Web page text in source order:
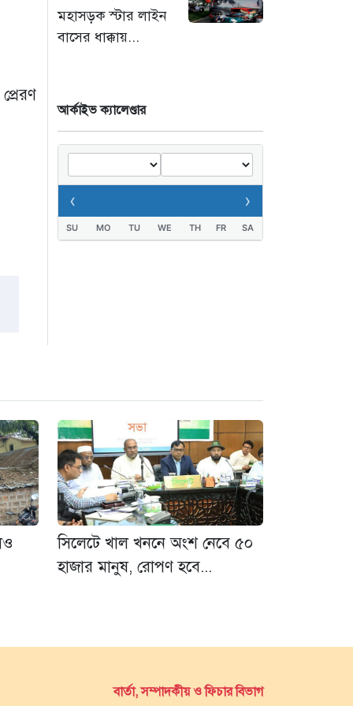
কোথায়?
১ দিন আগে
মহাসড়ক স্টার লাইন
বাসের ধাক্কায়...
আর্কাইভ ক্যালেণ্ডার
‹ ›
SU MO TU WE TH FR SA
সিলেটে খাল খননে অংশ নেবে ৫০
হাজার মানুষ, রোপণ হবে...
বার্তা, সম্পাদকীয় ও ফিচার বিভাগ